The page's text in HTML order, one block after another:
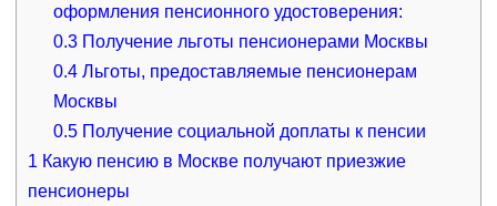
оформления пенсионного удостоверения:
0.3 Получение льготы пенсионерами Москвы
0.4 Льготы, предоставляемые пенсионерам
Москвы
0.5 Получение социальной доплаты к пенсии
1 Какую пенсию в Москве получают приезжие
пенсионеры